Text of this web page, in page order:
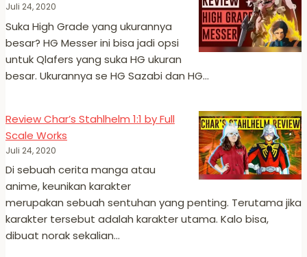
Juli 24, 2020
Suka High Grade yang ukurannya
besar? HG Messer ini bisa jadi opsi
untuk Qlafers yang suka HG ukuran
besar. Ukurannya se HG Sazabi dan HG…
Review Char’s Stahlhelm 1:1 by Full
Scale Works
Juli 24, 2020
Di sebuah cerita manga atau
anime, keunikan karakter
merupakan sebuah sentuhan yang penting. Terutama jika
karakter tersebut adalah karakter utama. Kalo bisa,
dibuat norak sekalian…